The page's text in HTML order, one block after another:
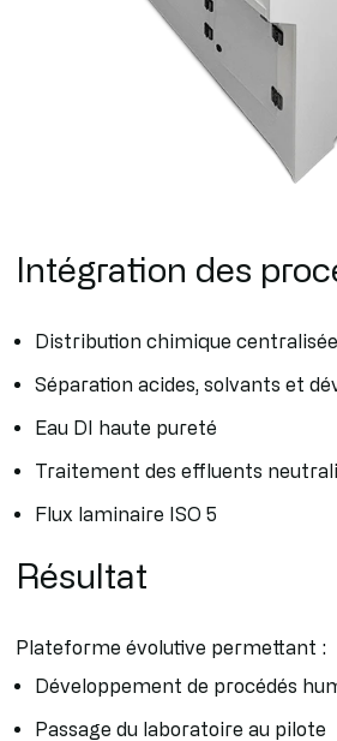
Intégration des
Distribution chimique centralisée
Séparation acides, solvants et
Eau DI haute pureté
Traitement des effluents
Flux laminaire ISO 5
Résultat
Plateforme évolutive permettant :
Développement de procédés
Passage du laboratoire au pilote